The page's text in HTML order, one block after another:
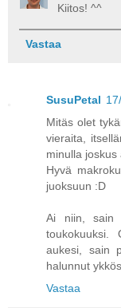
Kiitos! ^^
Vastaa
SusuPetal
Mitäs olet
vieraita,
minulla joskus
Hyvä
juoksuun :D
Ai niin, sain
toukokuuksi.
aukesi, sain
halunnut
Vastaa